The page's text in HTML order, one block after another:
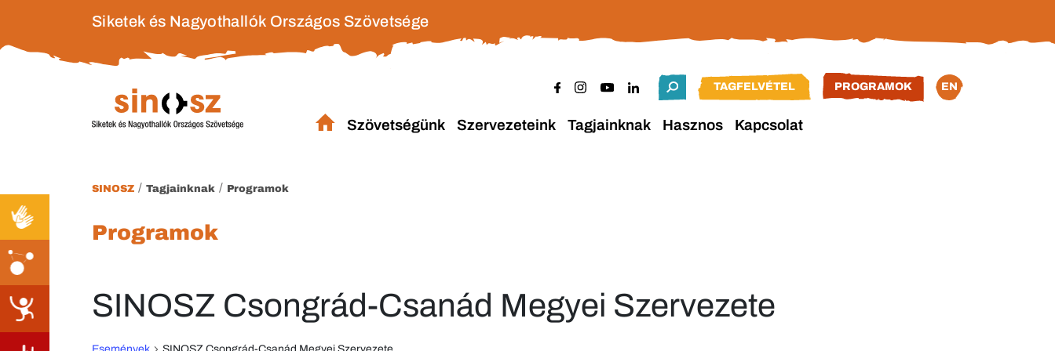
Siketek és Nagyothallók Országos Szövetsége
TAGFELVÉTEL PROGRAMOK EN
Szövetségünk Szervezeteink Tagjainknak Hasznos Kapcsolat
SINOSZ / Tagjainknak / Programok
Programok
SINOSZ Csongrád-Csanád Megyei Szervezete